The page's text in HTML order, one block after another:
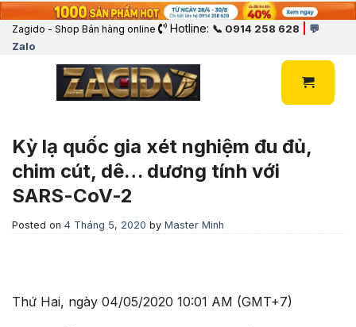
Zagido - Shop Bán hàng online Hotline: 📞 0914 258 628
💬
Zalo
Kỳ lạ quốc gia xét nghiệm đu đủ,
chim cút, dê… dương tính với
SARS-CoV-2
Posted on 4 Tháng 5, 2020 by Master Minh
Thứ Hai, ngày 04/05/2020 10:01 AM (GMT+7)